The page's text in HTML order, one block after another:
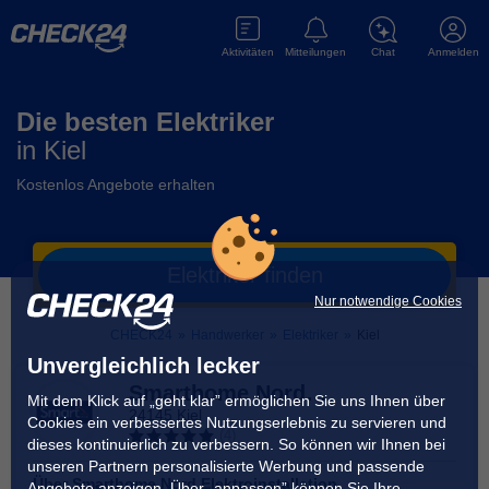
Nur notwendige Cookies
Unvergleichlich lecker
Mit dem Klick auf „geht klar” ermöglichen Sie uns Ihnen über
Cookies ein verbessertes Nutzungserlebnis zu servieren und
dieses kontinuierlich zu verbessern. So können wir Ihnen bei
unseren Partnern personalisierte Werbung und passende
Anmelden
Chat
Mitteilungen
Aktivitäten
Die besten Elektriker
in Kiel
Kostenlos Angebote erhalten
Elektrikerfinden
Smarthome Nord
Elektroinstallation
24145 Kiel
ÜberSmarthome Nord Elektroinstallation